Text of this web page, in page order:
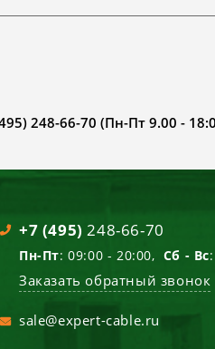
248-66-70 (Пн-Пт 9.00 -
+7 (495) 248-66-70
Пн-Пт: 09:00 - 20:00, Сб - Вс
Заказать обратный звонок
sale@expert-cable.ru